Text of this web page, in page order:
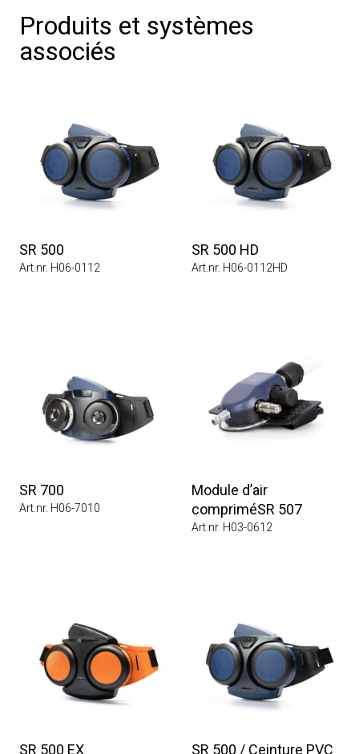
Produits et systèmes
associés
SR 500
Art.nr. H06-0112
SR 500 HD
Art.nr. H06-0112HD
SR 700
Art.nr. H06-7010
Module d’air
compriméSR 507
Art.nr. H03-0612
SR 500 EX SR 500 / Ceinture PVC